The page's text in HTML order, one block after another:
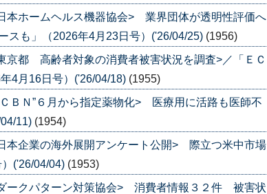
本ホームヘルス機器協会> 業界団体が透明性評価へ
スも」（2026年4月23日号）('26/04/25) (1956)
京都 高齢者対象の消費者被害状況を調査>／「ＥＣ
4月16日号）('26/04/18) (1955)
ＢＮ”６月から指定薬物化> 医療用に活路も医師不
11) (1954)
本企業の海外展開アンケート公開> 際立つ米中市場
('26/04/04) (1953)
ークパターン対策協会> 消費者情報３２件 被害状